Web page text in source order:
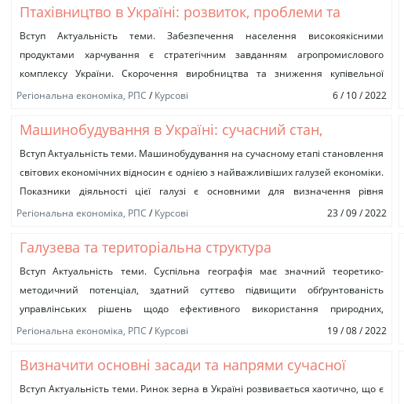
Птахівництво в Україні: розвиток, проблеми та
сучасний стан
Вступ Актуальність теми. Забезпечення населення високоякісними
продуктами харчування є стратегічним завданням агропромислового
комплексу України. Скорочення виробництва та зниження купівельної
спроможності населення призвело до значного зменшення споживання
Регіональна економіка, РПС /Курсові 6 / 10 / 2022
Машинобудування в Україні: сучасний стан,
проблеми та перспективи
Вступ Актуальність теми. Машинобудування на сучасному етапі становлення
світових економічних відносин є однією з найважливіших галузей економіки.
Показники діяльності цієї галузі є основними для визначення рівня
економічного розвитку країни....
Регіональна економіка, РПС /Курсові 23 / 09 / 2022
Галузева та територіальна структура
господарського комплексу Хмельницької області
Вступ Актуальність теми. Суспільна географія має значний теоретико-
методичний потенціал, здатний суттєво підвищити обґрунтованість
управлінських рішень щодо ефективного використання природних,
трудових, територіальних, матеріально-технічних, інтелектуальних та інших
Регіональна економіка, РПС /Курсові 19 / 08 / 2022
Визначити основні засади та напрями сучасної
аграрної політики України (2010-2012 рр.)
Вступ Актуальність теми. Ринок зерна в Україні розвивається хаотично, що є